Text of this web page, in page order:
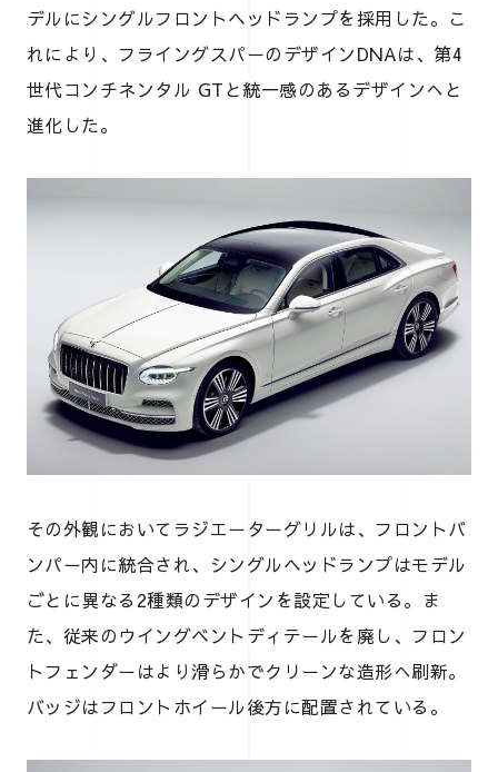
デルにシングルフロントヘッドランプを採用した。こ
れにより、フライングスパーのデザインDNAは、第4
世代コンチネンタル GTと統一感のあるデザインへと
進化した。
その外観においてラジエーターグリルは、フロントバ
ンパー内に統合され、シングルヘッドランプはモデル
ごとに異なる2種類のデザインを設定している。ま
た、従来のウイングベントディテールを廃し、フロン
トフェンダーはより滑らかでクリーンな造形へ刷新。
バッジはフロントホイール後方に配置されている。